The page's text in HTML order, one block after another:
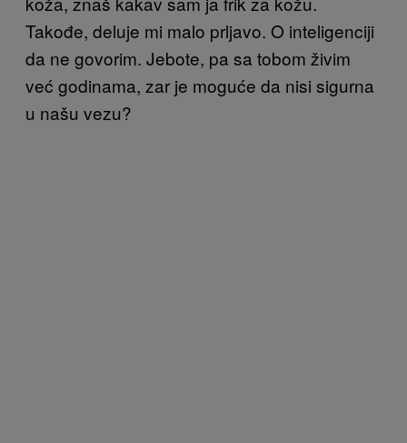
Takođe, deluje mi malo prljavo. O inteligenciji
da ne govorim. Jebote, pa sa tobom živim
već godinama, zar je moguće da nisi sigurna
u našu vezu?